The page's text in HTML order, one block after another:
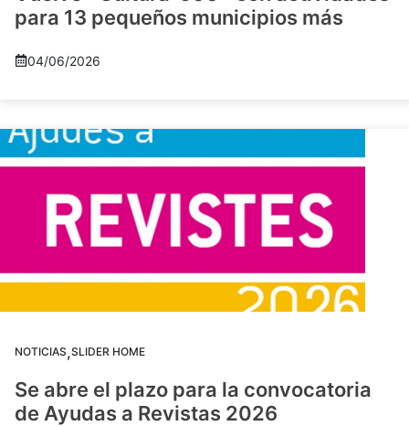
para 13 pequeños municipios más
04/06/2026
NOTICIAS,SLIDER HOME
Se abre el plazo para la convocatoria
de Ayudas a Revistas 2026